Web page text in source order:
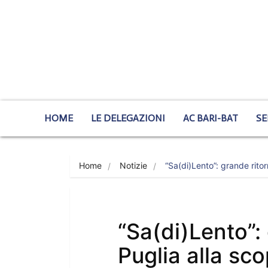
HOME LE DELEGAZIONI AC BARI-BAT
Home Notizie “Sa(di)Lento”: grande
Puglia alla